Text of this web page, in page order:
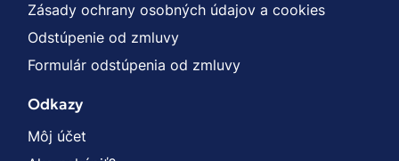
Zásady ochrany osobných údajov a cookies
Odstúpenie od zmluvy
Formulár odstúpenia od zmluvy
Odkazy
Môj účet